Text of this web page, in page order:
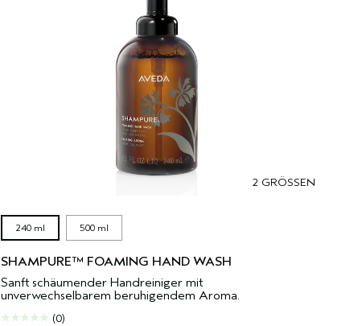
2 GRÖSSEN
240 ml 500 ml
SHAMPURE™ FOAMING HAND WASH
Sanft schäumender Handreiniger mit
unverwechselbarem beruhigendem Aroma.
(0)